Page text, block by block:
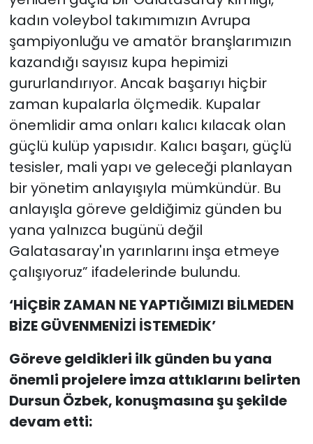
kadın voleybol takımımızın Avrupa
şampiyonluğu ve amatör branşlarımızın
kazandığı sayısız kupa hepimizi
gururlandırıyor. Ancak başarıyı hiçbir
zaman kupalarla ölçmedik. Kupalar
önemlidir ama onları kalıcı kılacak olan
güçlü kulüp yapısıdır. Kalıcı başarı, güçlü
tesisler, mali yapı ve geleceği planlayan
bir yönetim anlayışıyla mümkündür. Bu
anlayışla göreve geldiğimiz günden bu
yana yalnızca bugünü değil
Galatasaray'ın yarınlarını inşa etmeye
çalışıyoruz” ifadelerinde bulundu.
‘HİÇBİR ZAMAN NE YAPTIĞIMIZI BİLMEDEN
BİZE GÜVENMENİZİ İSTEMEDİK’
Göreve geldikleri ilk günden bu yana
önemli projelere imza attıklarını belirten
Dursun Özbek, konuşmasına şu şekilde
devam etti: